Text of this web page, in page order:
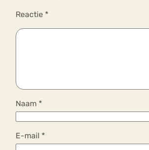
Reactie *
Naam *
E-mail *